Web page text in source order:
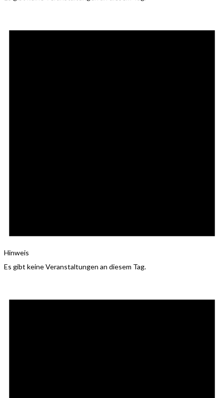
Hinweis
Es gibt keine Veranstaltungen an diesem Tag.